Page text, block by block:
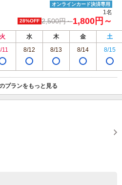
オンラインカード決済専用
1名
28%OFF 2,500円～1,800円～
火 水 木 金
土
11 8/12 8/13 8/14 8/15
プランをもっと見る